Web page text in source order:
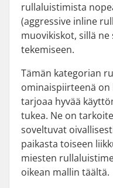
rullaluistimista
(aggressive inline
muovikiskot, sillä
tekemiseen.
Tämän kategorian
ominaispiirteenä on
tarjoaa hyvää
tukea. Ne on
soveltuvat
paikasta toiseen
miesten
oikean mallin täältä.